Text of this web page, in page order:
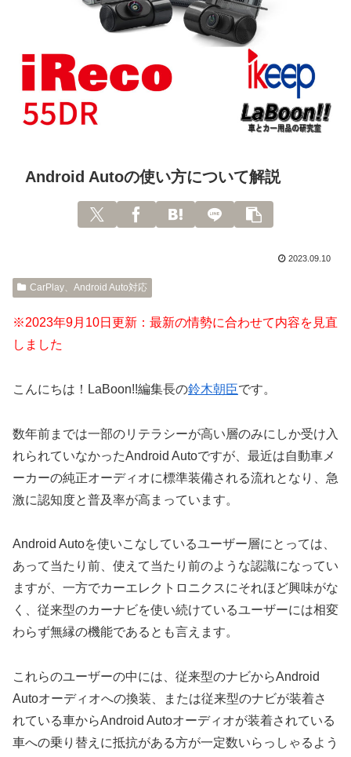
Android Autoの使い方について解説
2023.09.10
CarPlay、Android Auto対応
※2023年9月10日更新：最新の情勢に合わせて内容を見直
しました
こんにちは！LaBoon!!編集長の鈴木朝臣です。
数年前までは一部のリテラシーが高い層のみにしか受け入
れられていなかったAndroid Autoですが、最近は自動車メ
ーカーの純正オーディオに標準装備される流れとなり、急
激に認知度と普及率が高まっています。
Android Autoを使いこなしているユーザー層にとっては、
あって当たり前、使えて当たり前のような認識になってい
ますが、一方でカーエレクトロニクスにそれほど興味がな
く、従来型のカーナビを使い続けているユーザーには相変
わらず無縁の機能であるとも言えます。
これらのユーザーの中には、従来型のナビからAndroid
Autoオーディオへの換装、または従来型のナビが装着さ
れている車からAndroid Autoオーディオが装着されている
車への乗り替えに抵抗がある方が一定数いらっしゃるよう